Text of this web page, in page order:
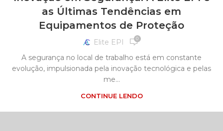
as Últimas Tendências em
Equipamentos de Proteção
Elite EPI 0
A segurança no local de trabalho está em constante
evolução, impulsionada pela inovação tecnológica e pelas
me...
CONTINUE LENDO